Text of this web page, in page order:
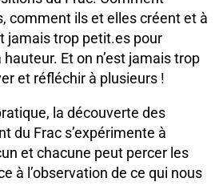
comment ils et elles créent et à
jamais trop petit.es pour
Et on n’est jamais trop
et réfléchir à plusieurs !
la découverte des
du Frac s’expérimente à
et chacune peut percer les
à l’observation de ce qui nous